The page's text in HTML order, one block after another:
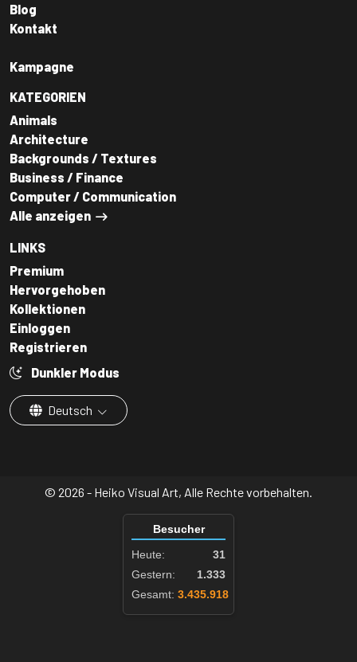
Blog
Kontakt
Kampagne
KATEGORIEN
Animals
Architecture
Backgrounds / Textures
Business / Finance
Computer / Communication
Alle anzeigen
LINKS
Premium
Hervorgehoben
Kollektionen
Einloggen
Registrieren
Dunkler Modus
Deutsch
© 2026 - Heiko Visual Art, Alle Rechte vorbehalten.
Besucher
Heute:
31
Gestern:
1.333
Gesamt: 3.435.918